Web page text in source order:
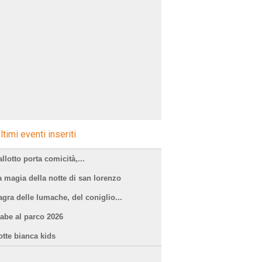
eventi inseriti
porta comicità,...
magia della notte di san lorenzo
delle lumache, del coniglio...
al parco 2026
bianca kids